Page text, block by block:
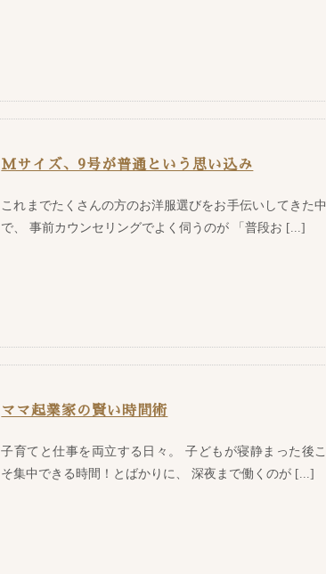
Mサイズ、9号が普通という思い込み
これまでたくさんの方のお洋服選びをお手伝いしてきた中
で、 事前カウンセリングでよく伺うのが 「普段お [...]
ママ起業家の賢い時間術
子育てと仕事を両立する日々。 子どもが寝静まった後こ
そ集中できる時間！とばかりに、 深夜まで働くのが [...]